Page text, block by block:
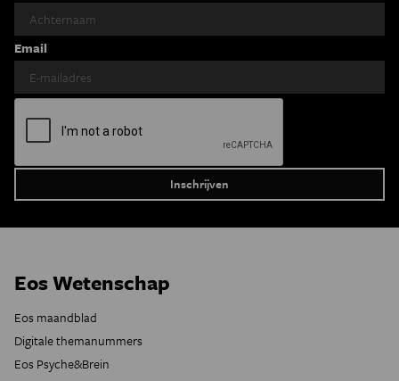
Email
Eos Wetenschap
Eos maandblad
Digitale themanummers
Eos Psyche&Brein